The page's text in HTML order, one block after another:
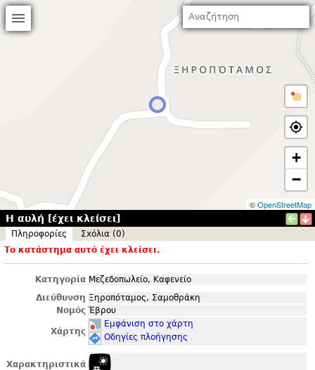
+
−
©OpenStreetMap
Η αυλή [έχει κλείσει]
Πληροφορίες
Σxόλια (0)
Το κατάστημα αυτό έχει κλείσει.
Κατηγορία Μεζεδοπωλείο, Καφενείο
Διεύθυνση Ξηροπόταμος, Σαμοθράκη
Νομός Έβρου
Χάρτης
Εμφάνιση στο χάρτη
Οδηγίες πλοήγησης
Χαρακτηριστικά